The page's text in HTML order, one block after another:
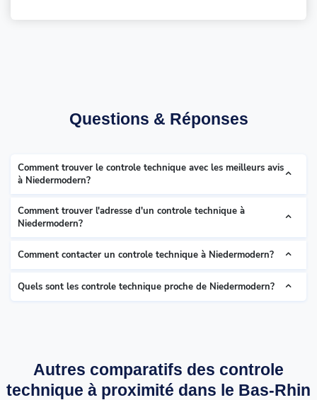
Questions & Réponses
Comment trouver le controle technique avec les meilleurs avis
à Niedermodern?
Comment trouver l'adresse d'un controle technique à
Niedermodern?
Comment contacter un controle technique à Niedermodern?
Quels sont les controle technique proche de Niedermodern?
Autres comparatifs des controle
technique à proximité dans le Bas-Rhin